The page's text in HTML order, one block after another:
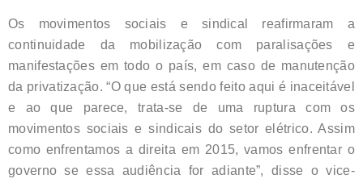
Os movimentos sociais e sindical reafirmaram a
continuidade da mobilização com paralisações e
manifestações em todo o país, em caso de manutenção
da privatização. “O que está sendo feito aqui é inaceitável
e ao que parece, trata-se de uma ruptura com os
movimentos sociais e sindicais do setor elétrico. Assim
como enfrentamos a direita em 2015, vamos enfrentar o
governo se essa audiência for adiante”, disse o vice-